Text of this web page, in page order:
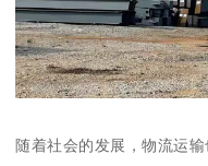
随着社会的发展，物流运